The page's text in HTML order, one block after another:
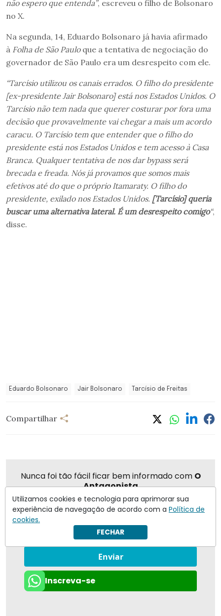
não espero que entenda”, escreveu o filho de Bolsonaro
no X.
Na segunda, 14, Eduardo Bolsonaro já havia afirmado
à Folha de São Pauloque a tentativa de negociação do
governador de São Paulo era um desrespeito com ele.
“Tarcísio utilizou os canais errados. O filho do presidente
[ex-presidente Jair Bolsonaro] está nos Estados Unidos. O
Tarcísio não tem nada que querer costurar por fora uma
decisão que provavelmente vai chegar a mais um acordo
caracu. O Tarcísio tem que entender que o filho do
presidente está nos Estados Unidos e tem acesso à Casa
Branca. Qualquer tentativa de nos dar bypass será
brecada e freada. Nós já provamos que somos mais
efetivos até do que o próprio Itamaraty. O filho do
presidente, exilado nos Estados Unidos. [Tarcísio] queria
buscar uma alternativa lateral. É um desrespeito comigo“,
disse.
Eduardo Bolsonaro Jair Bolsonaro Tarcísio de Freitas
Compartilhar
Nunca foi tão fácil ficar bem informado com O
Antagonista
Eu concordo em receber notificações | Para obter mais
informações reveja nossa
Política de Privacidade
Enviar
Inscreva-se
Utilizamos cookies e tecnologia para aprimorar sua
experiência de navegação de acordo com a Política de
cookies.
FECHAR